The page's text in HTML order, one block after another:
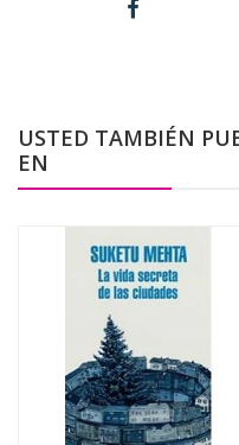
USTED TAMBIÉN
EN